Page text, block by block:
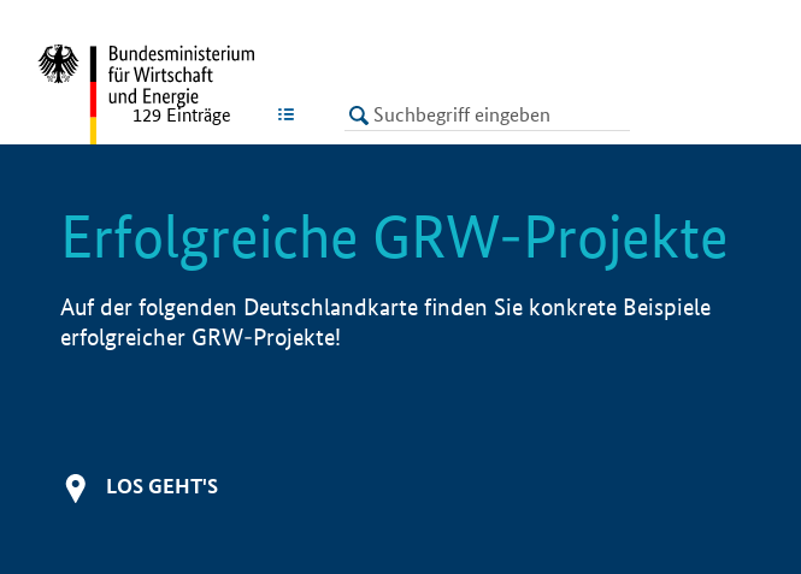
LISTE
129 Einträge
Erfolgreiche GRW-Projekte
Auf der folgenden Deutschlandkarte finden Sie konkrete Beispiele
erfolgreicher GRW-Projekte!
LOS GEHT'S